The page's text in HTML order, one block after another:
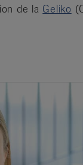
de la Geliko